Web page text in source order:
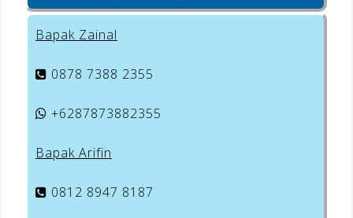
Bapak Zainal
0878 7388 2355
+6287873882355
Bapak Arifin
0812 8947 8187